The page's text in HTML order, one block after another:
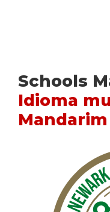
Schools
Idioma
Mandarim